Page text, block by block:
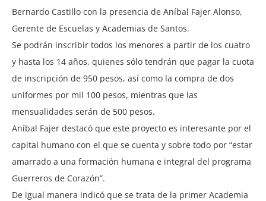
Bernardo Castillo con la presencia de Aníbal Fajer Alonso,
Gerente de Escuelas y Academias de Santos.
Se podrán inscribir todos los menores a partir de los cuatro
y hasta los 14 años, quienes sólo tendrán que pagar la cuota
de inscripción de 950 pesos, así como la compra de dos
uniformes por mil 100 pesos, mientras que las
mensualidades serán de 500 pesos.
Aníbal Fajer destacó que este proyecto es interesante por el
capital humano con el que se cuenta y sobre todo por “estar
amarrado a una formación humana e integral del programa
Guerreros de Corazón”.
De igual manera indicó que se trata de la primer Academia